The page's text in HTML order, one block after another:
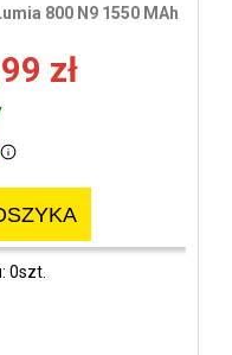
800 N9 1550 MAh
zł
0szt.